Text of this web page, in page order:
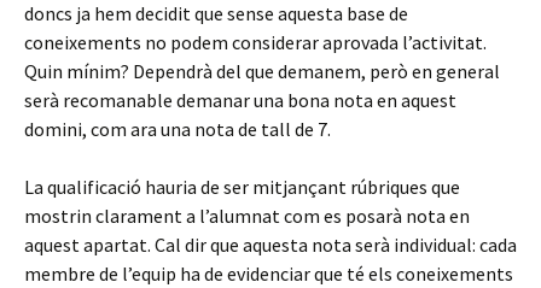
doncs ja hem decidit que sense aquesta base de
coneixements no podem considerar aprovada l’activitat.
Quin mínim? Dependrà del que demanem, però en general
serà recomanable demanar una bona nota en aquest
domini, com ara una nota de tall de 7.
La qualificació hauria de ser mitjançant rúbriques que
mostrin clarament a l’alumnat com es posarà nota en
aquest apartat. Cal dir que aquesta nota serà individual: cada
membre de l’equip ha de evidenciar que té els coneixements